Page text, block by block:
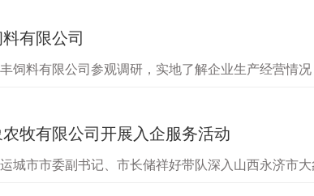
有限公司
饲料有限公司参观调研，实地了解企业生产经营情
牧有限公司开展入企服务活动
城市市委副书记、市长储祥好带队深入山西永济市